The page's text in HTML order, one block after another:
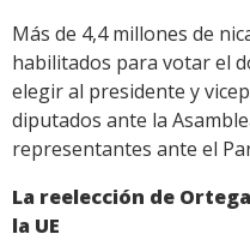
Más de 4,4 millones de
habilitados para votar el
elegir al presidente y
diputados ante la
representantes ante el
La reelección de
la UE